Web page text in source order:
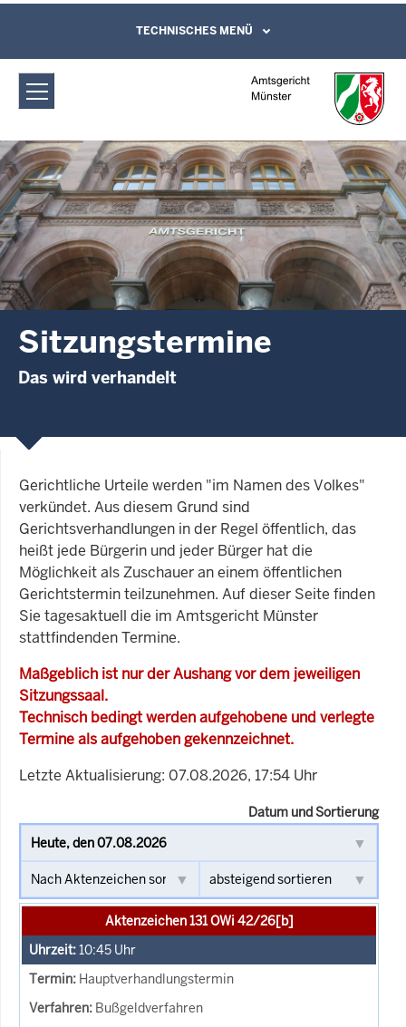
Amtsgericht Münster: Sitzungstermine
Direkt zum Inhalt
Leichte Sprache, Gebärdensprachenvideo
und Kontaktformular
TECHNISCHES MENÜ
Sitzungstermine
Das wird verhandelt
Gerichtliche Urteile werden "im Namen des Volkes"
verkündet. Aus diesem Grund sind
Gerichtsverhandlungen in der Regel öffentlich, das
heißt jede Bürgerin und jeder Bürger hat die
Möglichkeit als Zuschauer an einem öffentlichen
Gerichtstermin teilzunehmen. Auf dieser Seite finden
Sie tagesaktuell die im Amtsgericht Münster
stattfindenden Termine.
Maßgeblich ist nur der Aushang vor dem jeweiligen
Sitzungssaal.
Technisch bedingt werden aufgehobene und verlegte
Termine als aufgehoben gekennzeichnet.
Letzte Aktualisierung: 07.08.2026, 17:54 Uhr
Datum und Sortierung
Aktenzeichen 131 OWi 42/26[b]
10:45 Uhr
Hauptverhandlungstermin
Bußgeldverfahren